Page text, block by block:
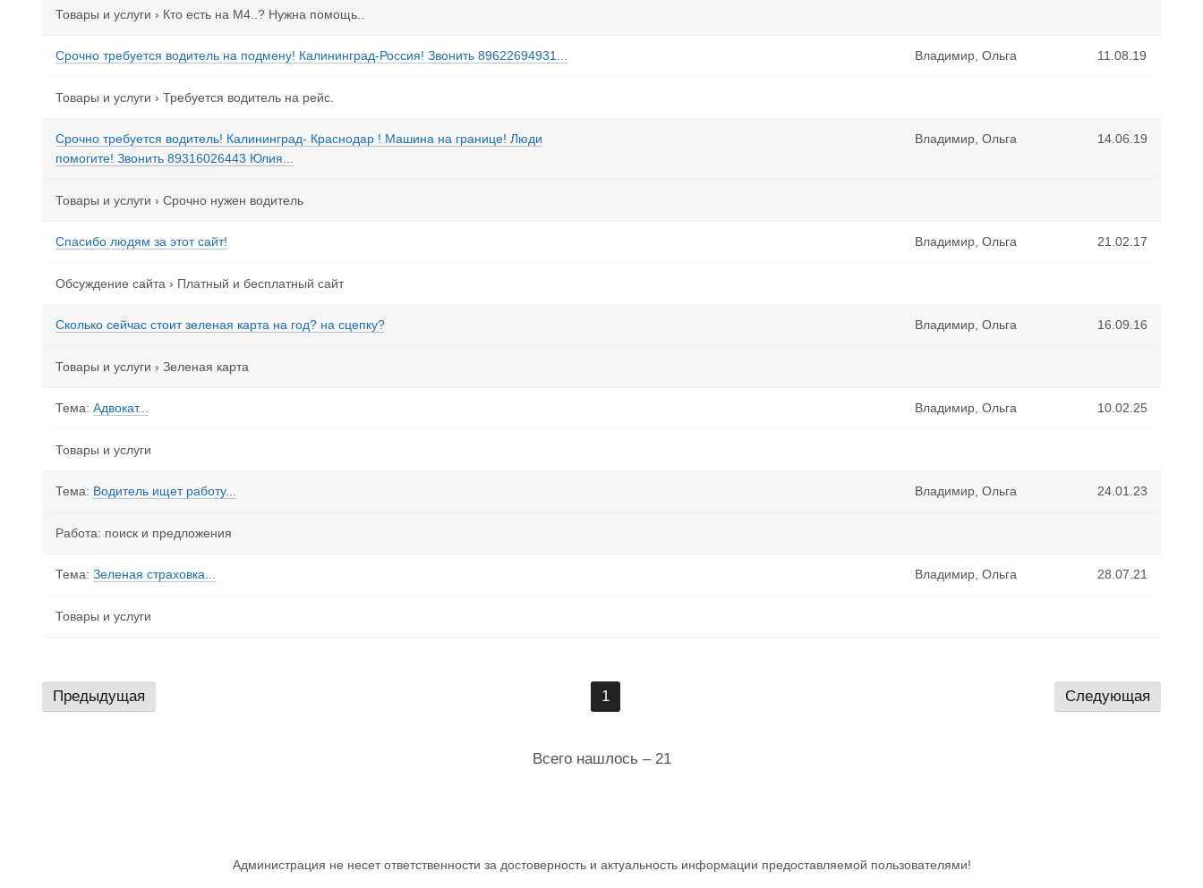
Товары и услуги › Кто есть на М4..? Нужна помощь..
Срочно требуется водитель на подмену! Калининград-Россия! Звонить 89622694931... Владимир, Ольга 11.08.19
Товары и услуги › Требуется водитель на рейс.
Срочно требуется водитель! Калининград- Краснодар ! Машина на границе! Люди
помогите! Звонить 89316026443 Юлия...
Владимир, Ольга 14.06.19
Товары и услуги › Срочно нужен водитель
Спасибо людям за этот сайт! Владимир, Ольга 21.02.17
Обсуждение сайта › Платный и бесплатный сайт
Сколько сейчас стоит зеленая карта на год? на сцепку? Владимир, Ольга 16.09.16
Товары и услуги › Зеленая карта
Тема: Адвокат... Владимир, Ольга 10.02.25
Товары и услуги
Тема: Водитель ищет работу... Владимир, Ольга 24.01.23
Работа: поиск и предложения
Тема: Зеленая страховка... Владимир, Ольга 28.07.21
Товары и услуги
Предыдущая 1 Следующая
Всего нашлось – 21
Администрация не несет ответственности за достоверность и актуальность информации предоставляемой пользователями!